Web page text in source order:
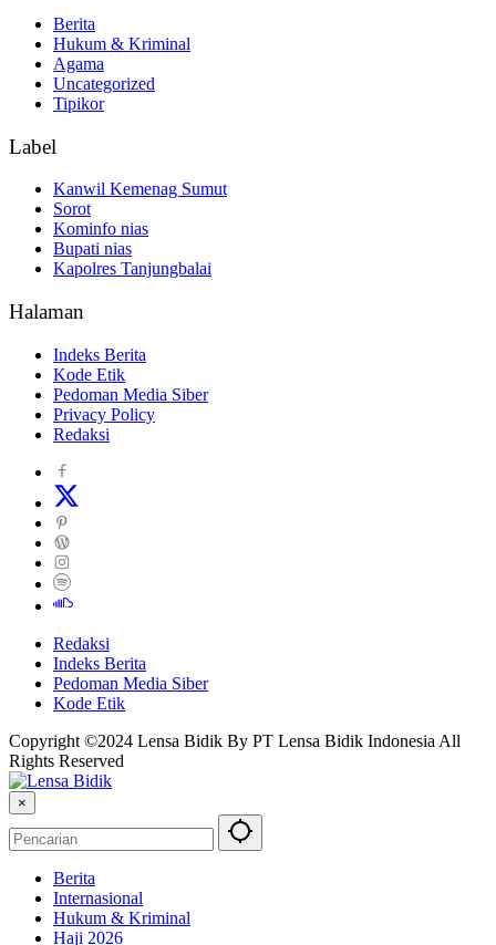
Berita
Hukum & Kriminal
Agama
Uncategorized
Tipikor
Label
Kanwil Kemenag Sumut
Sorot
Kominfo nias
Bupati nias
Kapolres Tanjungbalai
Halaman
Indeks Berita
Kode Etik
Pedoman Media Siber
Privacy Policy
Redaksi
Redaksi
Indeks Berita
Pedoman Media Siber
Kode Etik
Copyright ©2024 Lensa Bidik By PT Lensa Bidik Indonesia All
Rights Reserved
×
Berita
Internasional
Hukum & Kriminal
Haji 2026